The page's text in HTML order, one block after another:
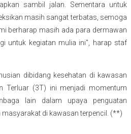
sambil jalan. Sementara untuk
masih sangat terbatas, semoga
berharap masih ada para dermawan
untuk kegiatan mulia ini", harap staf
dibidang kesehatan di kawasan
Terluar (3T) ini menjadi momentum
lain dalam upaya penguatan
masyarakat di kawasan terpencil. (**)